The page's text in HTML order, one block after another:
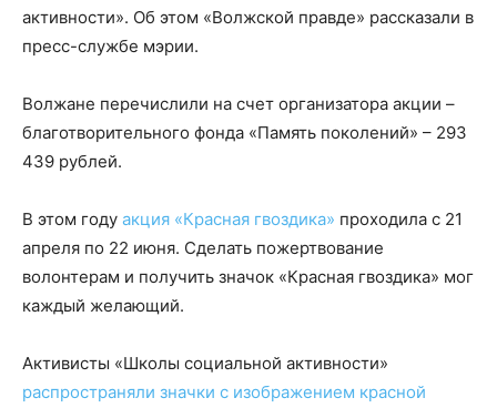
активности». Об этом «Волжской правде» рассказали в
пресс-службе мэрии.
Волжане перечислили на счет организатора акции –
благотворительного фонда «Память поколений» – 293
439 рублей.
В этом году акция «Красная гвоздика» проходила с 21
апреля по 22 июня. Сделать пожертвование
волонтерам и получить значок «Красная гвоздика» мог
каждый желающий.
Активисты «Школы социальной активности»
распространяли значки с изображением красной